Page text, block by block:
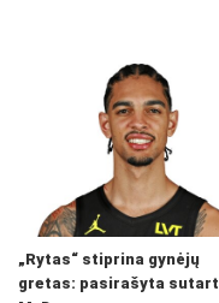
„Rytas“ stiprina gynėjų
gretas: pasirašyta